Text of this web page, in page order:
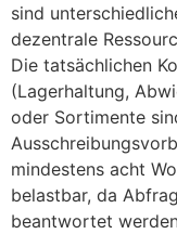
sind
dezentrale
Die tatsächlichen
(Lagerhaltung,
oder Sortimente
mindestens acht
belastbar, da
beantwortet